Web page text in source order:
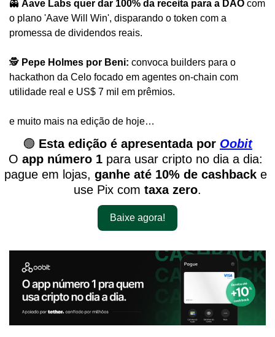
👻 Aave Labs quer dar 100% da receita para a DAO com
o plano 'Aave Will Win', disparando o token com a
promessa de dividendos reais.
🕵️ Pepe Holmes por Beni: convoca builders para o
hackathon da Celo focado em agentes on-chain com
utilidade real e US$ 7 mil em prêmios.
e muito mais na edição de hoje…
🟢 Esta edição é apresentada por Oobit
O app número 1 para usar cripto no dia a dia:
pague em lojas, ganhe até 10% de cashback e
use Pix com taxa zero.
Baixe agora!